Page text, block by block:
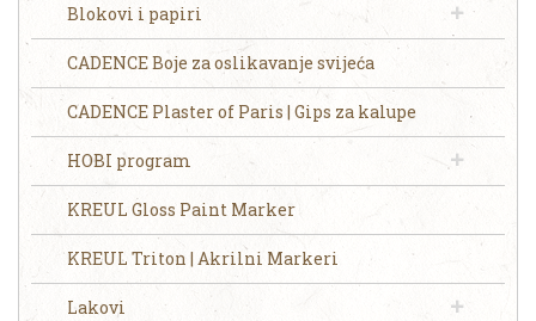
Blokovi i papiri
CADENCE Boje za oslikavanje svijeća
CADENCE Plaster of Paris | Gips za kalupe
HOBI program
KREUL Gloss Paint Marker
KREUL Triton | Akrilni Markeri
Lakovi